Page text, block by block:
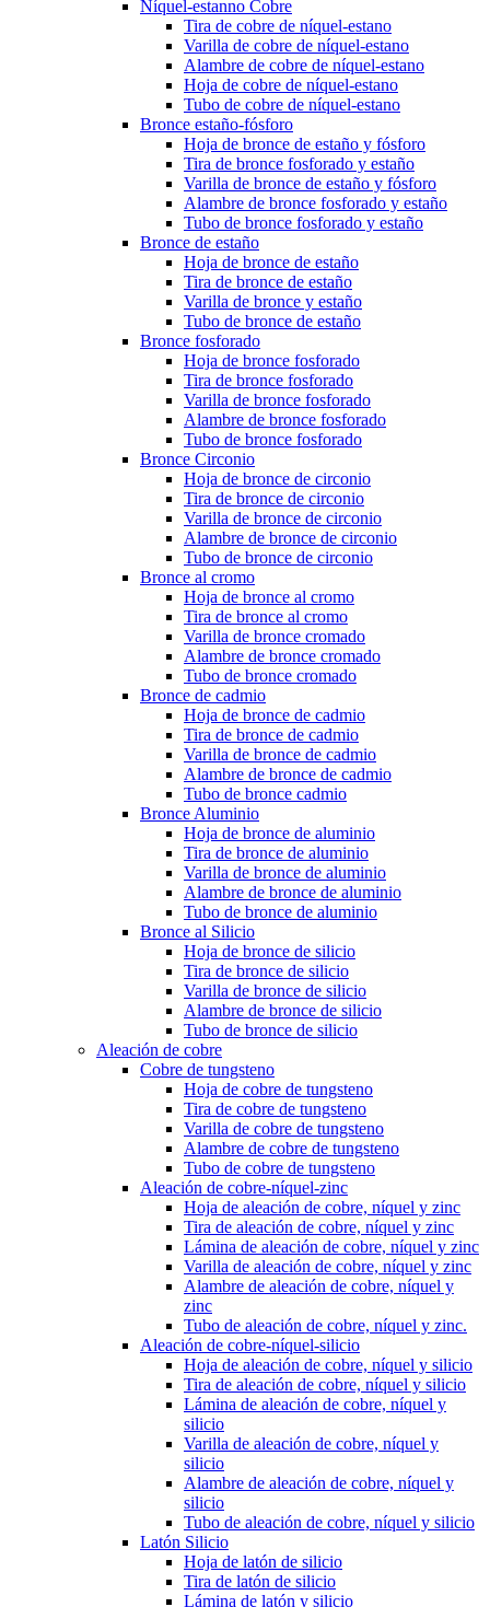
Níquel-estanno Cobre
Tira de cobre de níquel-estano
Varilla de cobre de níquel-estano
Alambre de cobre de níquel-estano
Hoja de cobre de níquel-estano
Tubo de cobre de níquel-estano
Bronce estaño-fósforo
Hoja de bronce de estaño y fósforo
Tira de bronce fosforado y estaño
Varilla de bronce de estaño y fósforo
Alambre de bronce fosforado y estaño
Tubo de bronce fosforado y estaño
Bronce de estaño
Hoja de bronce de estaño
Tira de bronce de estaño
Varilla de bronce y estaño
Tubo de bronce de estaño
Bronce fosforado
Hoja de bronce fosforado
Tira de bronce fosforado
Varilla de bronce fosforado
Alambre de bronce fosforado
Tubo de bronce fosforado
Bronce Circonio
Hoja de bronce de circonio
Tira de bronce de circonio
Varilla de bronce de circonio
Alambre de bronce de circonio
Tubo de bronce de circonio
Bronce al cromo
Hoja de bronce al cromo
Tira de bronce al cromo
Varilla de bronce cromado
Alambre de bronce cromado
Tubo de bronce cromado
Bronce de cadmio
Hoja de bronce de cadmio
Tira de bronce de cadmio
Varilla de bronce de cadmio
Alambre de bronce de cadmio
Tubo de bronce cadmio
Bronce Aluminio
Hoja de bronce de aluminio
Tira de bronce de aluminio
Varilla de bronce de aluminio
Alambre de bronce de aluminio
Tubo de bronce de aluminio
Bronce al Silicio
Hoja de bronce de silicio
Tira de bronce de silicio
Varilla de bronce de silicio
Alambre de bronce de silicio
Tubo de bronce de silicio
Aleación de cobre
Cobre de tungsteno
Hoja de cobre de tungsteno
Tira de cobre de tungsteno
Varilla de cobre de tungsteno
Alambre de cobre de tungsteno
Tubo de cobre de tungsteno
Aleación de cobre-níquel-zinc
Hoja de aleación de cobre, níquel y zinc
Tira de aleación de cobre, níquel y zinc
Lámina de aleación de cobre, níquel y zinc
Varilla de aleación de cobre, níquel y zinc
Alambre de aleación de cobre, níquel y
zinc
Tubo de aleación de cobre, níquel y zinc.
Aleación de cobre-níquel-silicio
Hoja de aleación de cobre, níquel y silicio
Tira de aleación de cobre, níquel y silicio
Lámina de aleación de cobre, níquel y
silicio
Varilla de aleación de cobre, níquel y
silicio
Alambre de aleación de cobre, níquel y
silicio
Tubo de aleación de cobre, níquel y silicio
Latón Silicio
Hoja de latón de silicio
Tira de latón de silicio
Lámina de latón y silicio